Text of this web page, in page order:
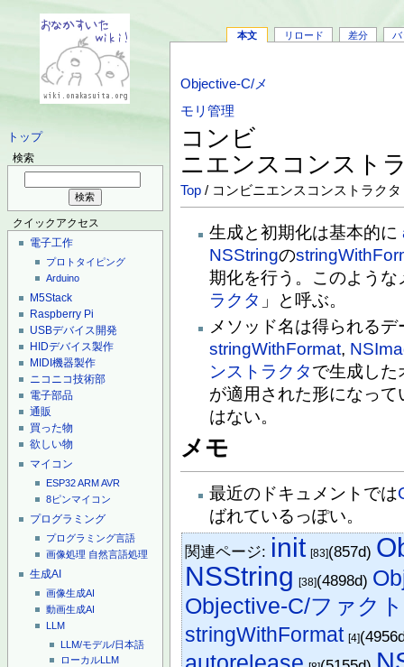
トップ
検索
クイックアクセス
電子工作
プロトタイピング
Arduino
M5Stack
Raspberry Pi
USBデバイス開発
HIDデバイス製作
MIDI機器製作
ニコニコ技術部
電子部品
通販
買った物
欲しい物
マイコン
ESP32ARMAVR
8ピンマイコン
プログラミング
プログラミング言語
画像処理 自然言語処理
生成AI
画像生成AI
動画生成AI
LLM
LLM/モデル/日本語
ローカルLLM
本文 リロード 差分 バ
Objective-C/メ
モリ管理
コンビ
ニエンスコンスト
Top / コンビニエンスコンストラクタ
生成と初期化は基本的に
NSStringの
期化を行う。このような
ラクタ 」と呼ぶ。
メソッド名は得られる
stringWithFormat,
ンストラクタで生成した
が適用された形になっ
はない。
メモ
最近のドキュメントでは
ばれているっぽい。
関連ページ: init [83](857d)
NSString [38](4898d)
Objective-C/ファク
stringWithFormat [4]